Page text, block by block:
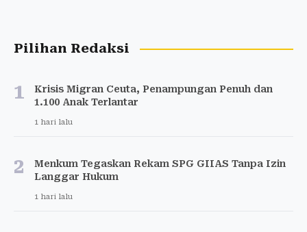
Pilihan Redaksi
1
Krisis Migran Ceuta, Penampungan Penuh dan
1.100 Anak Terlantar
1 hari lalu
2
Menkum Tegaskan Rekam SPG GIIAS Tanpa Izin
Langgar Hukum
1 hari lalu